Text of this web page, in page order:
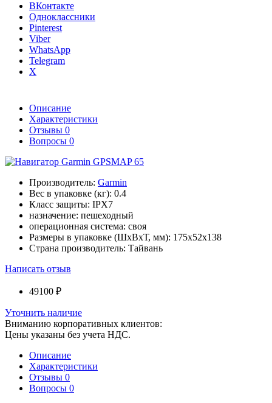
ВКонтакте
Одноклассники
Pinterest
Viber
WhatsApp
Telegram
X
Описание
Характеристики
Отзывы 0
Вопросы 0
Производитель: Garmin
Вес в упаковке (кг): 0.4
Класс защиты: IPX7
назначение: пешеходный
операционная система: своя
Размеры в упаковке (ШxВxТ, мм): 175x52x138
Страна производитель: Тайвань
Написать отзыв
49100 ₽
Уточнить наличие
Вниманию корпоративных клиентов:
Цены указаны без учета НДС.
Описание
Характеристики
Отзывы 0
Вопросы 0